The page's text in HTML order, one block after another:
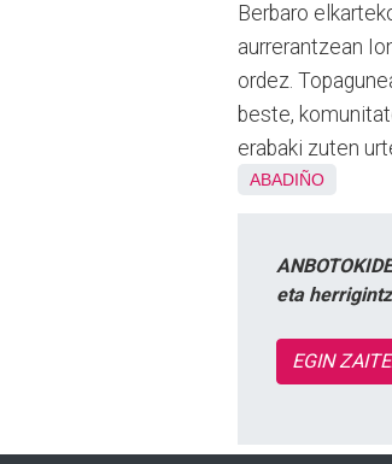
Berbaro
aurrerantzean
ordez.
beste,
erabaki zuten
ABADIÑO
eta
EGIN